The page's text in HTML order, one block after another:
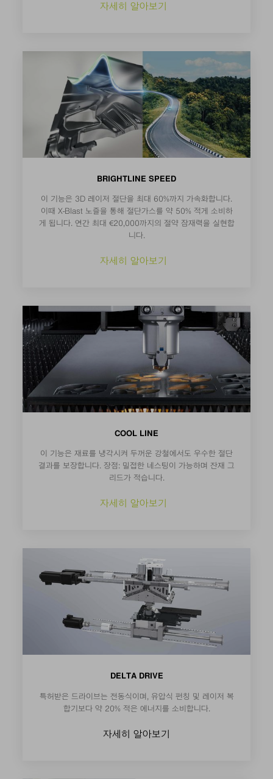
자세히 알아보기
BRIGHTLINE SPEED
이 기능은 3D 레이저 절단을 최대 60%까지 가속화합니다.
이때 X-Blast 노즐을 통해 절단가스를 약 50% 적게 소비하
게 됩니다. 연간 최대 €20,000까지의 절약 잠재력을 실현합
니다.
자세히 알아보기
COOL LINE
이 기능은 재료를 냉각시켜 두꺼운 강철에서도 우수한 절단
결과를 보장합니다. 장점: 밀접한 네스팅이 가능하며 잔재 그
리드가 적습니다.
자세히 알아보기
DELTA DRIVE
특허받은 드라이브는 전동식이며, 유압식 펀칭 및 레이저 복
합기보다 약 20% 적은 에너지를 소비합니다.
자세히 알아보기